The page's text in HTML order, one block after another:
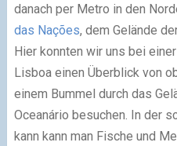
danach per Metro in den
das Nações, dem Gelände
Hier konnten wir uns bei
Lisboa einen Überblick von
einem Bummel durch das
Oceanário besuchen. In der
kann kann man Fische und